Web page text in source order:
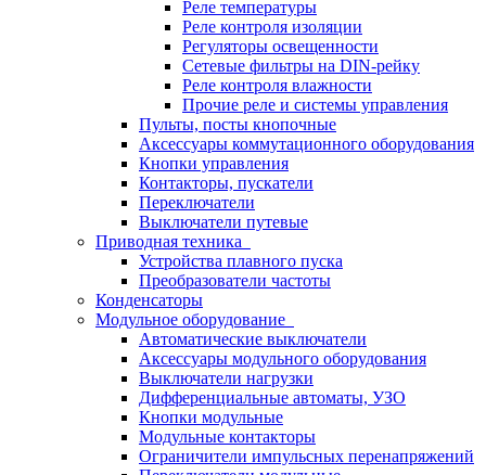
Реле температуры
Реле контроля изоляции
Регуляторы освещенности
Сетевые фильтры на DIN-рейку
Реле контроля влажности
Прочие реле и системы управления
Пульты, посты кнопочные
Аксессуары коммутационного оборудования
Кнопки управления
Контакторы, пускатели
Переключатели
Выключатели путевые
Приводная техника
Устройства плавного пуска
Преобразователи частоты
Конденсаторы
Модульное оборудование
Автоматические выключатели
Аксессуары модульного оборудования
Выключатели нагрузки
Дифференциальные автоматы, УЗО
Кнопки модульные
Модульные контакторы
Ограничители импульсных перенапряжений